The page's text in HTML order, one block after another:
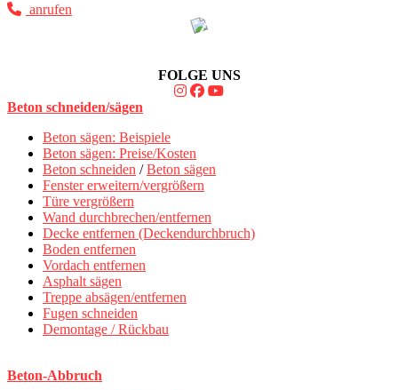
anrufen
FOLGE UNS
Beton schneiden/sägen
Beton sägen: Beispiele
Beton sägen: Preise/Kosten
Beton schneiden /Beton sägen
Fenster erweitern/vergrößern
Türe vergrößern
Wand durchbrechen/entfernen
Decke entfernen (Deckendurchbruch)
Boden entfernen
Vordach entfernen
Asphalt sägen
Treppe absägen/entfernen
Fugen schneiden
Demontage / Rückbau
Beton-Abbruch